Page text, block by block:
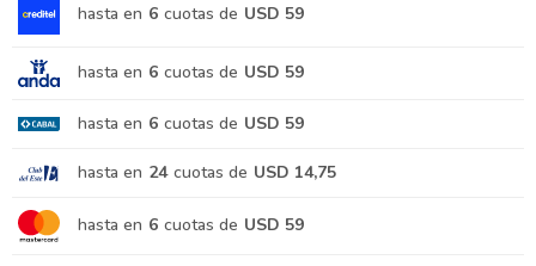
hasta en 6 cuotas de USD 59
hasta en 6 cuotas de USD 59
hasta en 6 cuotas de USD 59
hasta en 24 cuotas de USD 14,75
hasta en 6 cuotas de USD 59